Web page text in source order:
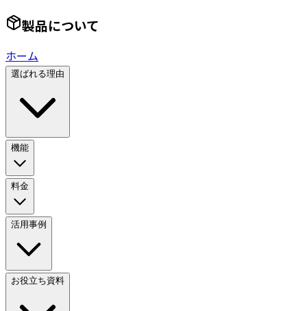
製品について
ホーム
選ばれる理由
機能
料金
活用事例
お役立ち資料